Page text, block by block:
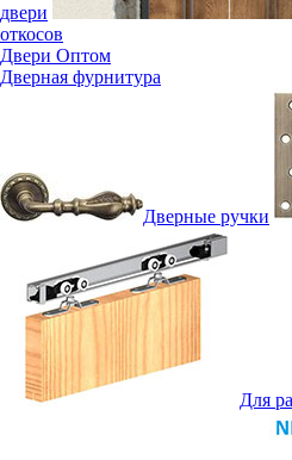
двери
откосов
Двери Оптом
Дверная фурнитура
Дверные ручки
Для